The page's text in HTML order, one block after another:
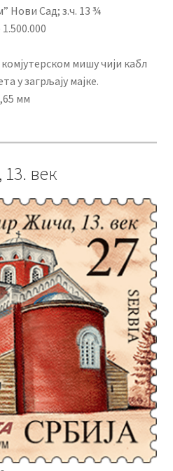
Нови Сад; з.ч. 13 ¾
мишу чији кабл
у загрљају мајке.
мм
век